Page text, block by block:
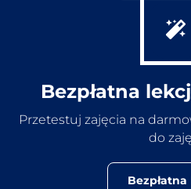
Bezpłatna
Przetestuj zajęcia na
do
Bezpłatna